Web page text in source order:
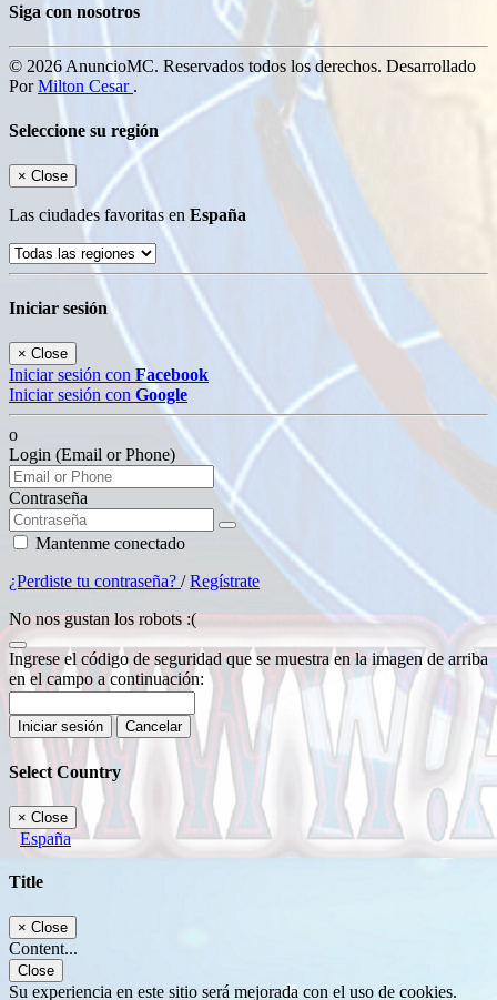
Siga con nosotros
© 2026 AnuncioMC. Reservados todos los derechos. Desarrollado
PorMilton Cesar .
Seleccione su región
× Close
Las ciudades favoritas en España
Iniciar sesión
× Close
Iniciar sesión con Facebook
Iniciar sesión con Google
o
Login (Email or Phone)
Contraseña
Mantenme conectado
¿Perdiste tu contraseña? /Regístrate
No nos gustan los robots :(
Ingrese el código de seguridad que se muestra en la imagen de arriba
en el campo a continuación:
Iniciar sesión Cancelar
Select Country
× Close
España
Title
× Close
Content...
Close
Su experiencia en este sitio será mejorada con el uso de cookies.